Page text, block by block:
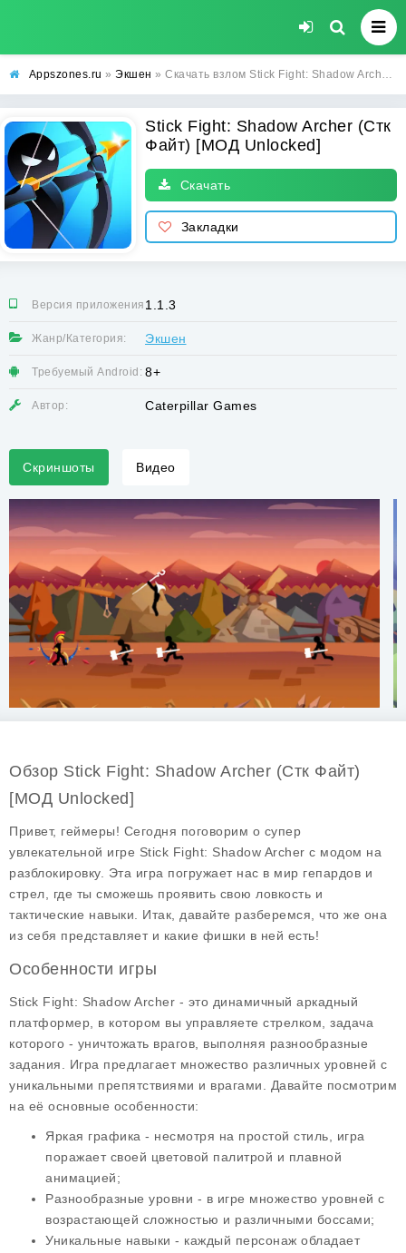
Appszones.ru » Экшен » Скачать взлом Stick Fight: Shadow Archer (Стк Файт) [МОД Unlocked] на Андроид
Stick Fight: Shadow Archer (Стк
Файт) [МОД Unlocked]
Скачать
Закладки
Версия приложения:1.1.3
Жанр/Категория: Экшен
Требуемый Android: 8+
Автор: Caterpillar Games
Скриншоты Видео
Обзор Stick Fight: Shadow Archer (Стк Файт)
[МОД Unlocked]
Привет, геймеры! Сегодня поговорим о супер
увлекательной игре Stick Fight: Shadow Archer с модом на
разблокировку. Эта игра погружает нас в мир гепардов и
стрел, где ты сможешь проявить свою ловкость и
тактические навыки. Итак, давайте разберемся, что же она
из себя представляет и какие фишки в ней есть!
Особенности игры
Stick Fight: Shadow Archer - это динамичный аркадный
платформер, в котором вы управляете стрелком, задача
которого - уничтожать врагов, выполняя разнообразные
задания. Игра предлагает множество различных уровней с
уникальными препятствиями и врагами. Давайте посмотрим
на её основные особенности:
Яркая графика - несмотря на простой стиль, игра
поражает своей цветовой палитрой и плавной
анимацией;
Разнообразные уровни - в игре множество уровней с
возрастающей сложностью и различными боссами;
Уникальные навыки - каждый персонаж обладает